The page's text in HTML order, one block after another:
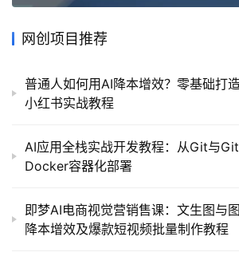
网创项目推荐
普通人如何用AI降本增效？零基础打
小红书实战教程
AI应用全栈实战开发教程：从Git与
Docker容器化部署
即梦AI电商视觉营销售课：文生图与
降本增效及爆款短视频批量制作教程